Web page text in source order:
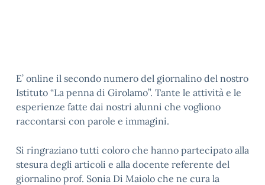
E’ online il secondo numero del giornalino del nostro
Istituto “La penna di Girolamo”. Tante le attività e le
esperienze fatte dai nostri alunni che vogliono
raccontarsi con parole e immagini.
Si ringraziano tutti coloro che hanno partecipato alla
stesura degli articoli e alla docente referente del
giornalino prof. Sonia Di Maiolo che ne cura la